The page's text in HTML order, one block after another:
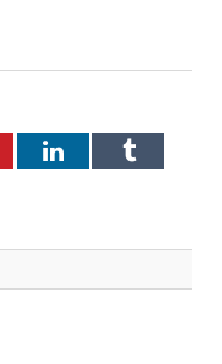
LinkedInTumblr